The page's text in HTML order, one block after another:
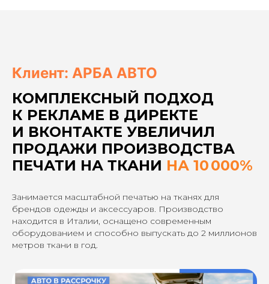
Клиент: АРБА АВТО
КОМПЛЕКСНЫЙ ПОДХОД
К РЕКЛАМЕ В ДИРЕКТЕ
И ВКОНТАКТЕ УВЕЛИЧИЛ
ПРОДАЖИ ПРОИЗВОДСТВА
ПЕЧАТИ НА ТКАНИ НА 10 000%
Занимается масштабной печатью на тканях для
брендов одежды и аксессуаров. Производство
находится в Италии, оснащено современным
оборудованием и способно выпускать до 2 миллионов
метров ткани в год.